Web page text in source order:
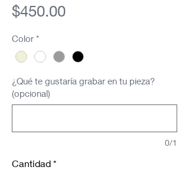
$450.00Precio
Color *
¿Qué te gustaría grabar en tu pieza?
(opcional)
0/1
Cantidad *